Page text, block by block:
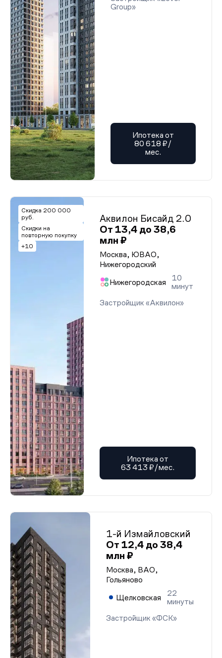
Group»
Ипотека от
80 618 ₽/
мес.
Скидка 200 000
руб.
Скидки на
повторную покупку
+10
Аквилон Бисайд 2.0
От 13,4 до 38,6
млн ₽
Москва, ЮВАО,
Нижегородский
Нижегородская
10
минут
Застройщик «Аквилон»
Ипотека от
63 413 ₽/мес.
1-й Измайловский
От 12,4 до 38,4
млн ₽
Москва, ВАО,
Гольяново
Щелковская
22
минуты
Застройщик «ФСК»